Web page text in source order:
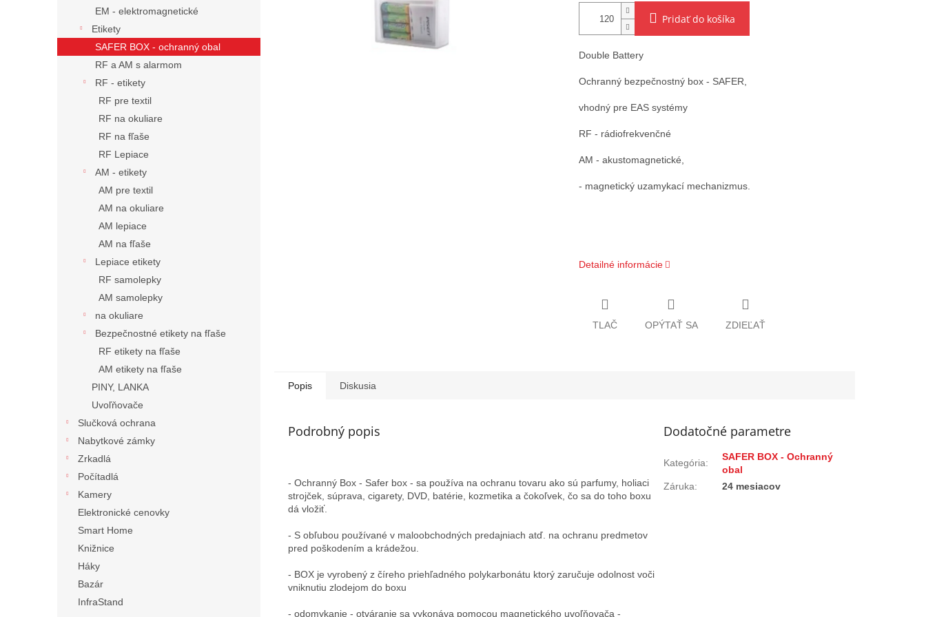
EM - elektromagnetické
Etikety
SAFER BOX - ochranný obal
RF a AM s alarmom
RF - etikety
RF pre textil
RF na okuliare
RF na fľaše
RF Lepiace
AM - etikety
AM pre textil
AM na okuliare
AM lepiace
AM na fľaše
Lepiace etikety
RF samolepky
AM samolepky
na okuliare
Bezpečnostné etikety na fľaše
RF etikety na fľaše
AM etikety na fľaše
PINY, LANKA
Uvoľňovače
Slučková ochrana
Nabytkové zámky
Zrkadlá
Počítadlá
Kamery
Elektronické cenovky
Smart Home
Knižnice
Háky
Bazár
InfraStand
Pridať do košíka
Double Battery
Ochranný bezpečnostný box - SAFER,
vhodný pre EAS systémy
RF - rádiofrekvenčné
AM - akustomagnetické,
- magnetický uzamykací mechanizmus.
Detailné informácie
TLAČ OPÝTAŤ SA ZDIEĽAŤ
Popis Diskusia
Podrobný popis
- Ochranný Box - Safer box - sa používa na ochranu tovaru ako sú parfumy, holiaci
strojček, súprava, cigarety, DVD, batérie, kozmetika a čokoľvek, čo sa do toho boxu
dá vložiť.
- S obľubou používané v maloobchodných predajniach atď. na ochranu predmetov
pred poškodením a krádežou.
- BOX je vyrobený z číreho priehľadného polykarbonátu ktorý zaručuje odolnost voči
vniknutiu zlodejom do boxu
- odomykanie - otváranie sa vykonáva pomocou magnetického uvoľňovača -
Dodatočné parametre
Kategória:
SAFER BOX - Ochranný
obal
Záruka: 24 mesiacov